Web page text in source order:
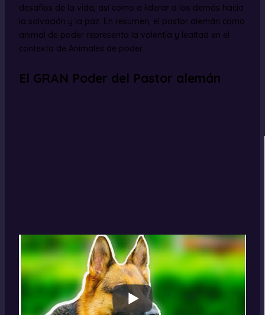
desafíos de la vida, así como a liderar a los demás hacia
la salvación y la paz. En resumen, el pastor alemán como
animal de poder representa la valentía y lealtad en el
contexto de Animales de poder.
El GRAN Poder del Pastor alemán